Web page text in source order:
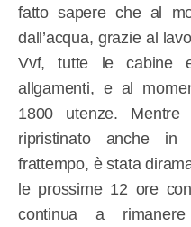
fatto sapere che al
dall’acqua, grazie al
Vvf, tutte le cabine
allgamenti, e al
1800 utenze.
ripristinato anche in
frattempo, è stata
le prossime 12 ore
continua a